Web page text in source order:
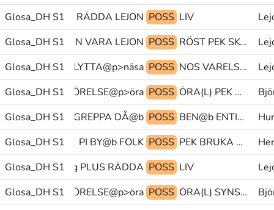
Glosa_DH S1PEK RÄDDA LEJON POSS LIV
Glosa_DH S1IGEN VARA LEJON POSS RÖST PEK SKYNDA
Glosa_DH S1
POSS NOS VARELSE(Vb)+FÖRFLYTTA@p>näsa VAKNA
Glosa_DH S1
ENTITET(N)+RÖRELSE@p>öra POSS ÖRA(L) PEK MÅSTE
Glosa_DH S1OK@b GREPPA DÅ@b POSS BEN@b ENTITET(L)+FÖRFLYTTA-FRÅN@p>mun VATTEN
Glosa_DH S1
PI BY@b FOLK POSS PEK BRUKA KOMMA-DIT(Lb)
Glosa_DH S1PU@g PLUS RÄDDA POSS LIV
Glosa_DH S1
ENTITET(A)+RÖRELSE@p>öra POSS ÖRA(L) SYNS PEK